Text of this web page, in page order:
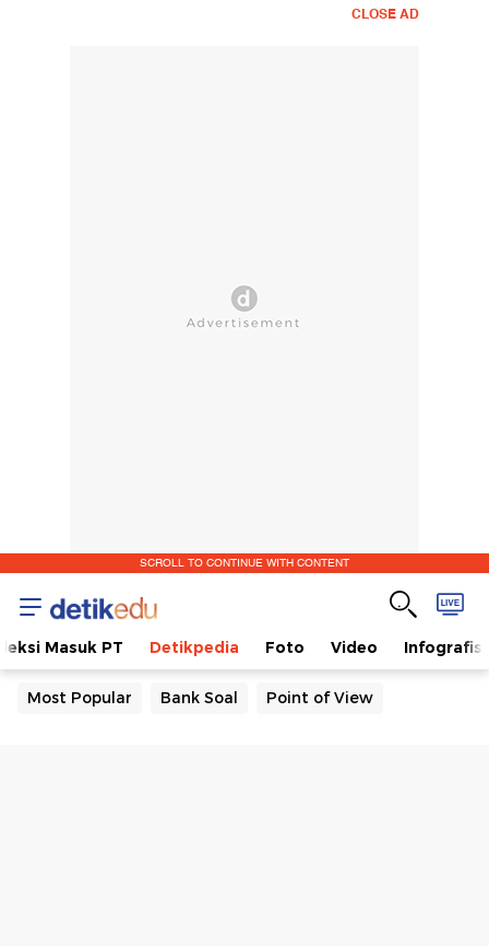
CLOSE AD
SCROLL TO CONTINUE WITH CONTENT
Masuk PT Detikpedia Foto Video Infografis
Most Popular Bank Soal Point of View